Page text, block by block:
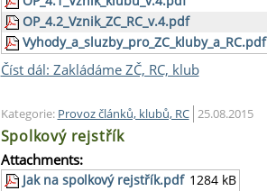
OP_4.2_Vznik_ZC_RC_v.4.pdf
Vyhody_a_sluzby_pro_ZC_kluby_a_RC.pdf
Číst dál: Zakládáme ZČ, RC, klub
Kategorie: Provoz článků, klubů, RC 25.08.2015
Spolkový rejstřík
Attachments:
Jak na spolkový rejstřík.pdf 1284 kB